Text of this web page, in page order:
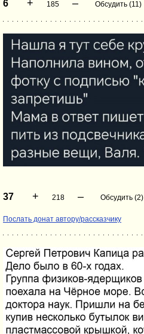
6 + 185 – Обсудить (11)
37 + 218 – Обсудить (2)
Послать донат автору/рассказчику